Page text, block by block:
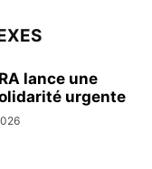
lance une
urgente